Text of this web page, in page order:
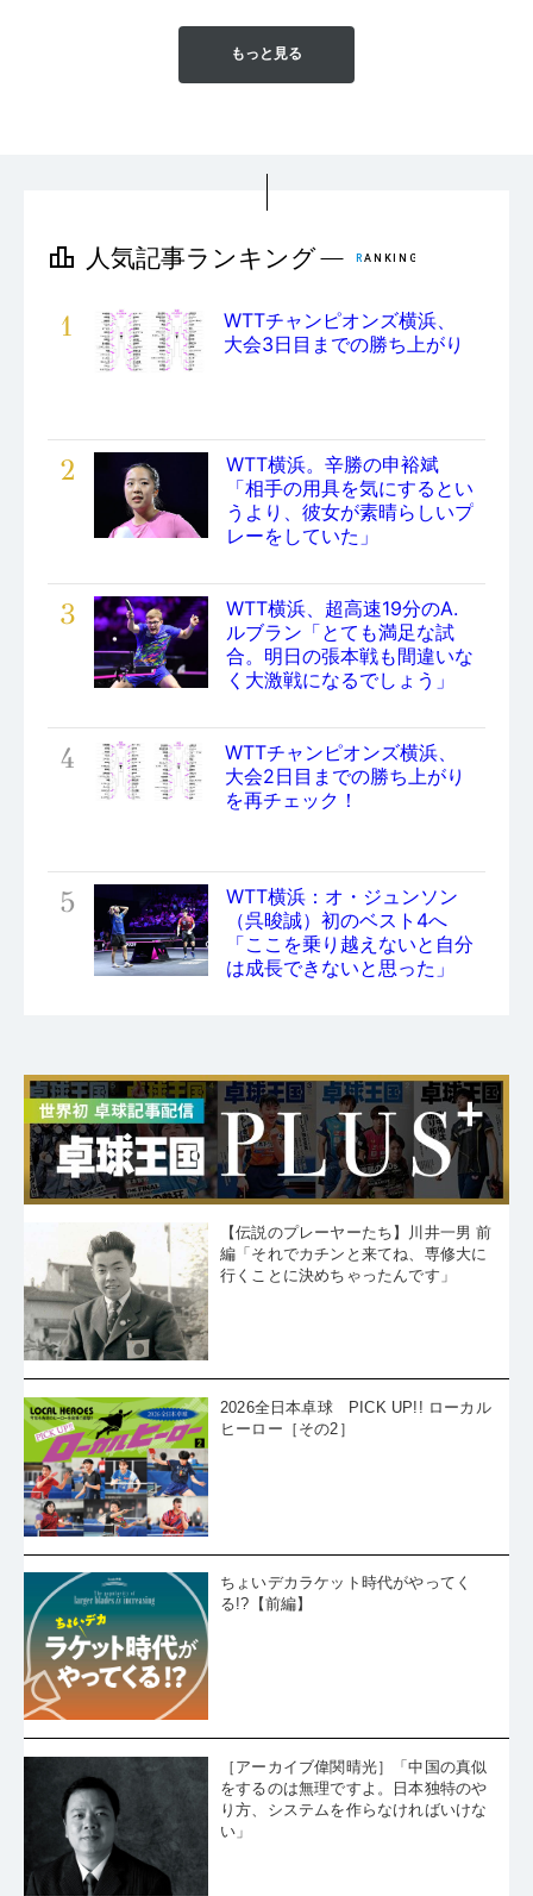
もっと見る
1
WTTチャンピオンズ横浜、
大会3日目までの勝ち上がり
2
WTT横浜。辛勝の申裕斌
「相手の用具を気にするとい
うより、彼女が素晴らしいプ
レーをしていた」
3
WTT横浜、超高速19分のA.
ルブラン「とても満足な試
合。明日の張本戦も間違いな
く大激戦になるでしょう」
4
WTTチャンピオンズ横浜、
大会2日目までの勝ち上がり
を再チェック！
5
WTT横浜：オ・ジュンソン
（呉晙誠）初のベスト4へ
「ここを乗り越えないと自分
は成長できないと思った」
【伝説のプレーヤーたち】川井一男 前
編「それでカチンと来てね、専修大に
行くことに決めちゃったんです」
2026全日本卓球 PICK UP!! ローカル
ヒーロー［その2］
ちょいデカラケット時代がやってく
る!?【前編】
［アーカイブ偉関晴光］「中国の真似
をするのは無理ですよ。日本独特のや
り方、システムを作らなければいけな
い」